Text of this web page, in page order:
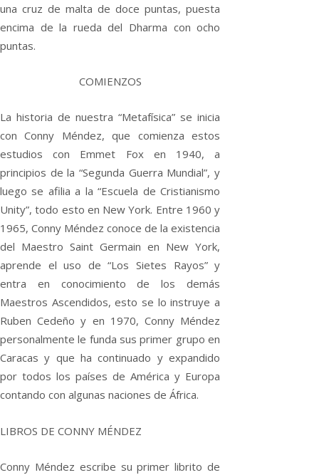
una cruz de malta de doce puntas, puesta
encima de la rueda del Dharma con ocho
puntas.
COMIENZOS
La historia de nuestra “Metafísica” se inicia
con Conny Méndez, que comienza estos
estudios con Emmet Fox en 1940, a
principios de la “Segunda Guerra Mundial”, y
luego se afilia a la “Escuela de Cristianismo
Unity”, todo esto en New York. Entre 1960 y
1965, Conny Méndez conoce de la existencia
del Maestro Saint Germain en New York,
aprende el uso de “Los Sietes Rayos” y
entra en conocimiento de los demás
Maestros Ascendidos, esto se lo instruye a
Ruben Cedeño y en 1970, Conny Méndez
personalmente le funda sus primer grupo en
Caracas y que ha continuado y expandido
por todos los países de América y Europa
contando con algunas naciones de África.
LIBROS DE CONNY MÉNDEZ
Conny Méndez escribe su primer librito de